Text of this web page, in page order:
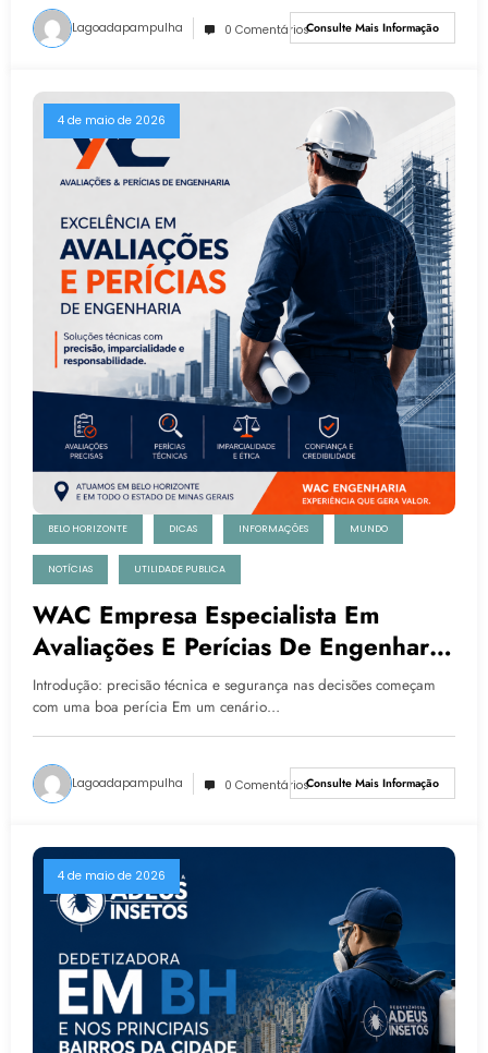
Lagoadapampulha 0 ComentáriosConsulte Mais Informação
4 de maio de 2026
BELO HORIZONTE DICAS INFORMAÇÕES MUNDO
NOTÍCIAS UTILIDADE PUBLICA
WAC Empresa Especialista Em
Avaliações E Perícias De Engenharia
Em BH
Introdução: precisão técnica e segurança nas decisões começam
com uma boa perícia Em um cenário…
Lagoadapampulha 0 ComentáriosConsulte Mais Informação
4 de maio de 2026